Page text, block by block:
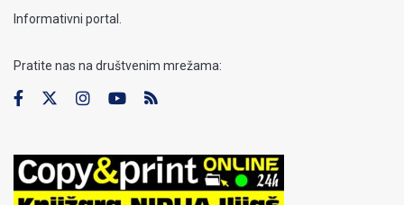
Informativni portal.
Pratite nas na društvenim mrežama: